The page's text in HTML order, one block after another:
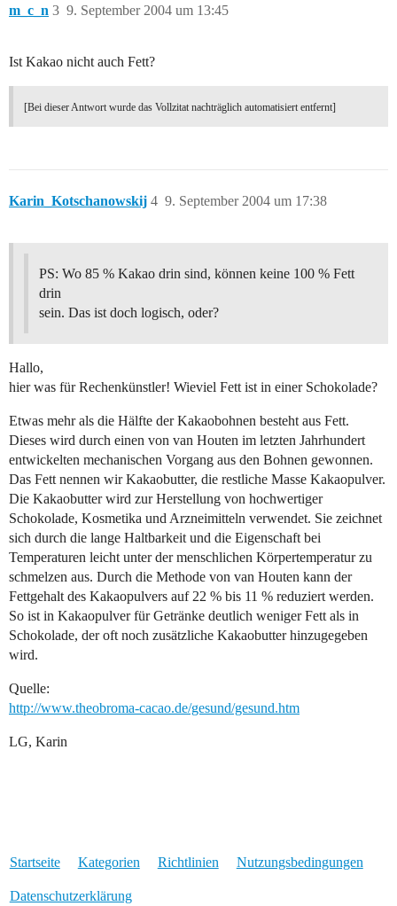
m_c_n 9. September 2004 um 13:45
3
Ist Kakao nicht auch Fett?
[Bei dieser Antwort wurde das Vollzitat nachträglich automatisiert entfernt]
Karin_Kotschanowskij 9. September 2004 um 17:38
4
PS: Wo 85 % Kakao drin sind, können keine 100 % Fett
drin
sein. Das ist doch logisch, oder?
Hallo,
hier was für Rechenkünstler! Wieviel Fett ist in einer Schokolade?
Etwas mehr als die Hälfte der Kakaobohnen besteht aus Fett.
Dieses wird durch einen von van Houten im letzten Jahrhundert
entwickelten mechanischen Vorgang aus den Bohnen gewonnen.
Das Fett nennen wir Kakaobutter, die restliche Masse Kakaopulver.
Die Kakaobutter wird zur Herstellung von hochwertiger
Schokolade, Kosmetika und Arzneimitteln verwendet. Sie zeichnet
sich durch die lange Haltbarkeit und die Eigenschaft bei
Temperaturen leicht unter der menschlichen Körpertemperatur zu
schmelzen aus. Durch die Methode von van Houten kann der
Fettgehalt des Kakaopulvers auf 22 % bis 11 % reduziert werden.
So ist in Kakaopulver für Getränke deutlich weniger Fett als in
Schokolade, der oft noch zusätzliche Kakaobutter hinzugegeben
wird.
Quelle:
http://www.theobroma-cacao.de/gesund/gesund.htm
LG, Karin
Startseite Kategorien Richtlinien Nutzungsbedingungen
Datenschutzerklärung